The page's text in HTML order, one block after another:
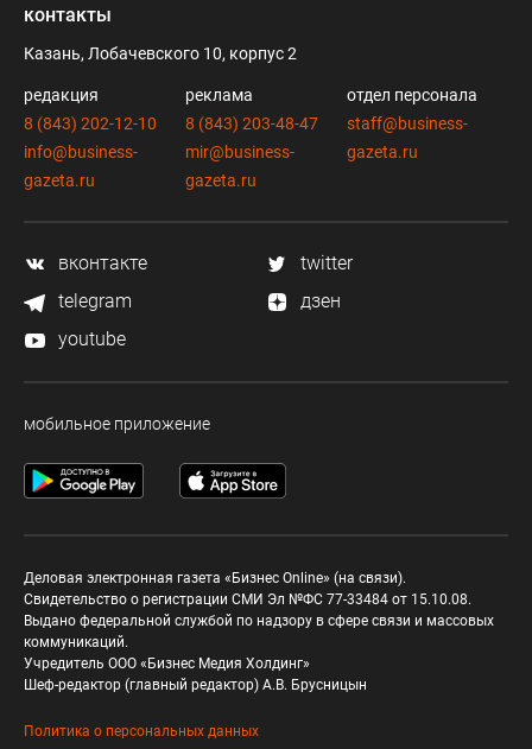
контакты
Казань, Лобачевского 10, корпус 2
редакция
8 (843) 202-12-10
info@business-
gazeta.ru
реклама
8 (843) 203-48-47
mir@business-
gazeta.ru
отдел персонала
staff@business-
gazeta.ru
вконтакте
twitter
telegram
дзен
youtube
мобильное приложение
Деловая электронная газета «Бизнес Online» (на связи).
Свидетельство о регистрации СМИ Эл №ФС 77-33484 от 15.10.08.
Выдано федеральной службой по надзору в сфере связи и массовых
коммуникаций.
Учредитель ООО «Бизнес Медия Холдинг»
Шеф-редактор (главный редактор) А.В. Брусницын
Политика о персональных данных